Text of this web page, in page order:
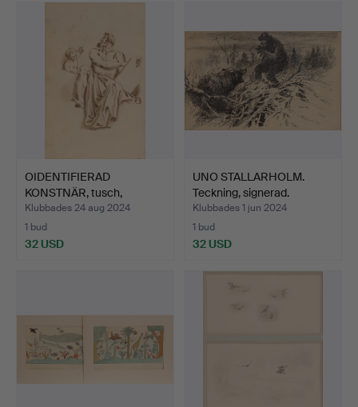
OIDENTIFIERAD
KONSTNÄR, tusch,
monogramsig…
Klubbades 24 aug 2024
1 bud
32 USD
UNO STALLARHOLM.
Teckning, signerad.
Klubbades 1 jun 2024
1 bud
32 USD